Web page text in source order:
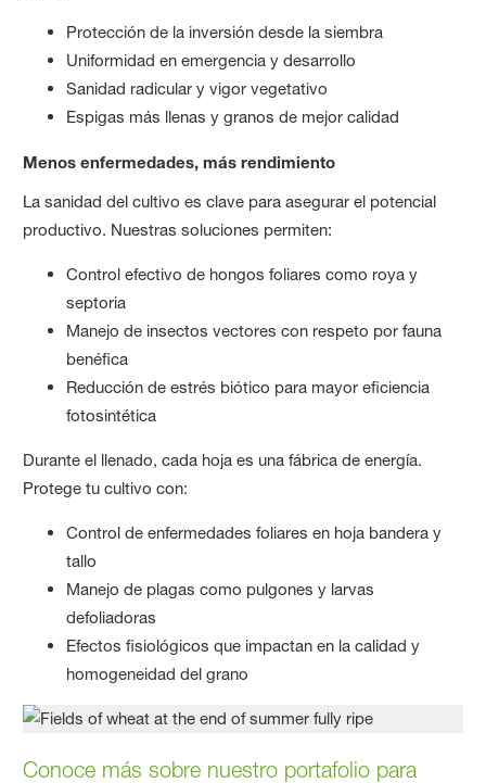
Protección de la inversión desde la siembra
Uniformidad en emergencia y desarrollo
Sanidad radicular y vigor vegetativo
Espigas más llenas y granos de mejor calidad
Menos enfermedades, más rendimiento
La sanidad del cultivo es clave para asegurar el potencial
productivo. Nuestras soluciones permiten:
Control efectivo de hongos foliares como roya y
septoria
Manejo de insectos vectores con respeto por fauna
benéfica
Reducción de estrés biótico para mayor eficiencia
fotosintética
Durante el llenado, cada hoja es una fábrica de energía.
Protege tu cultivo con:
Control de enfermedades foliares en hoja bandera y
tallo
Manejo de plagas como pulgones y larvas
defoliadoras
Efectos fisiológicos que impactan en la calidad y
homogeneidad del grano
Conoce más sobre nuestro portafolio para